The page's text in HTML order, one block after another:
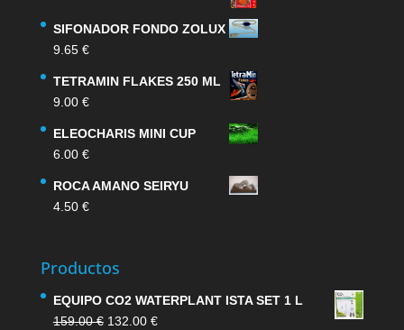
SIFONADOR FONDO ZOLUX
9.65 €
TETRAMIN FLAKES 250 ML
9.00 €
ELEOCHARIS MINI CUP
6.00 €
ROCA AMANO SEIRYU
4.50 €
Productos
EQUIPO CO2 WATERPLANT ISTA SET 1 L
159.00€ El
132.00 €El